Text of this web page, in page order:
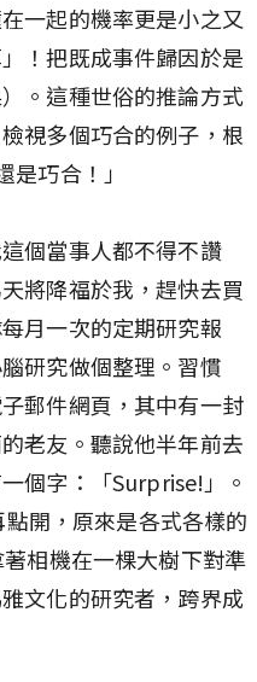
一起的機率更是小之又
！把既成事件歸因於是
。這種世俗的推論方式
視多個巧合的例子，根
巧合！」
個當事人都不得不讚
將降福於我，趕快去買
月一次的定期研究報
研究做個整理。習慣
郵件網頁，其中有一封
老友。聽說他半年前去
個字：「Surprise!」。
開，原來是各式各樣的
相機在一棵大樹下對準
文化的研究者，跨界成